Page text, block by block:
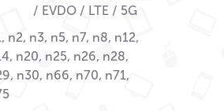
/ EVDO / LTE / 5G
n2, n3, n5, n7, n8, n12,
n20, n25, n26, n28,
n30, n66, n70, n71,